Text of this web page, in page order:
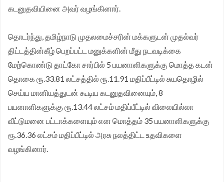
கடனுதவியினை அவர் வழங்கினார்.
தொடர்ந்து, தமிழ்நாடு முதலமைச்சரின் மக்களுடன் முதல்வர்
திட்டத்தின்கீழ் பெறப்பட்ட மனுக்களின் மீது நடவடிக்கை
மேற்கொண்டு தாட்கோ சார்பில் 5 பயனாளிகளுக்கு மொத்த கடன்
தொகை ரூ.33.81 லட்சத்தில் ரூ.11.91 மதிப்பீட்டில் சுயதொழில்
செய்ய மானியத்துடன் கூடிய கடனுதவினையும், 8
பயனாளிகளுக்கு ரூ.13.44 லட்சம் மதிப்பீட்டில் விலையில்லா
வீட்டுமனை பட்டாக்களையும் என மொத்தம் 35 பயனாளிகளுக்கு
ரூ.36.36 லட்சம் மதிப்பீட்டில் அரசு நலத்திட்ட உதவிகளை
வழங்கினார்.